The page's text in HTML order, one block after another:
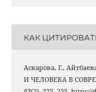
КАК
Аскарова, Г.,
И ЧЕЛОВЕКА В